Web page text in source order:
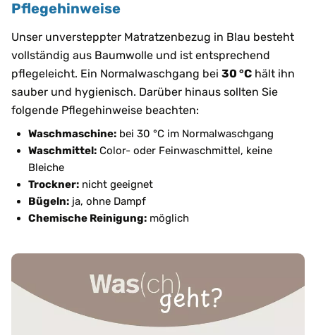
Pflegehinweise
Unser unversteppter Matratzenbezug in Blau besteht
vollständig aus Baumwolle und ist entsprechend
pflegeleicht. Ein Normalwaschgang bei 30 °C hält ihn
sauber und hygienisch. Darüber hinaus sollten Sie
folgende Pflegehinweise beachten:
Waschmaschine: bei 30 °C im Normalwaschgang
Waschmittel: Color- oder Feinwaschmittel, keine
Bleiche
Trockner: nicht geeignet
Bügeln: ja, ohne Dampf
Chemische Reinigung: möglich